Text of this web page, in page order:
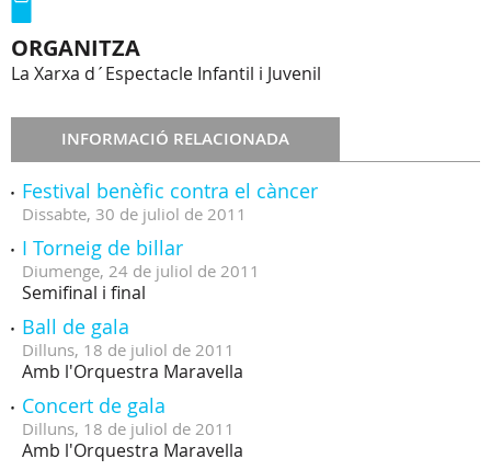
ORGANITZA
La Xarxa d´Espectacle Infantil i Juvenil
INFORMACIÓ RELACIONADA
Festival benèfic contra el càncer
Dissabte, 30 de juliol de 2011
I Torneig de billar
Diumenge, 24 de juliol de 2011
Semifinal i final
Ball de gala
Dilluns, 18 de juliol de 2011
Amb l'Orquestra Maravella
Concert de gala
Dilluns, 18 de juliol de 2011
Amb l'Orquestra Maravella